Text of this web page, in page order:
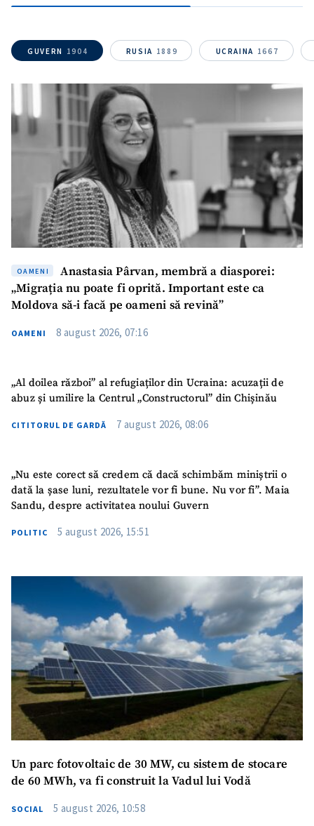
SUSȚINE
GUVERN 1904 RUSIA 1889 UCRAINA 1667
OAMENI
Anastasia Pârvan, membră a diasporei:
„Migrația nu poate fi oprită. Important este ca
Moldova să-i facă pe oameni să revină”
OAMENI 8 august 2026, 07:16
„Al doilea război” al refugiaților din Ucraina: acuzații de
abuz și umilire la Centrul „Constructorul” din Chișinău
CITITORUL DE GARDĂ 7 august 2026, 08:06
„Nu este corect să credem că dacă schimbăm miniștrii o
dată la șase luni, rezultatele vor fi bune. Nu vor fi”. Maia
Sandu, despre activitatea noului Guvern
POLITIC 5 august 2026, 15:51
Un parc fotovoltaic de 30 MW, cu sistem de stocare
de 60 MWh, va fi construit la Vadul lui Vodă
SOCIAL 5 august 2026, 10:58
confidențialitate
TRIMITE ȘTIREA